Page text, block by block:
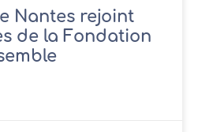
Nantes rejoint
de la Fondation